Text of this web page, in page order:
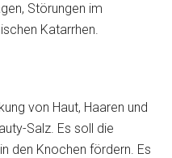
Störungen im
Katarrhen.
von Haut, Haaren und
Salz. Es soll die
den Knochen fördern. Es